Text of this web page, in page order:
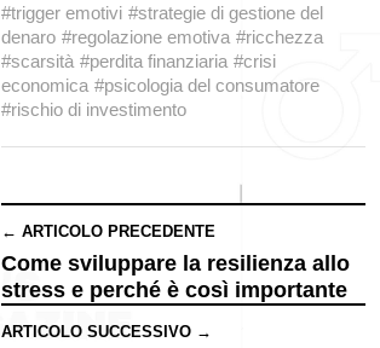
#trigger emotivi #strategie di gestione del
denaro #regolazione emotiva #ricchezza
#scarsità #perdita finanziaria #crisi
economica #psicologia del consumatore
#rischio di investimento
← ARTICOLO PRECEDENTE
Come sviluppare la resilienza allo
stress e perché è così importante
ARTICOLO SUCCESSIVO →